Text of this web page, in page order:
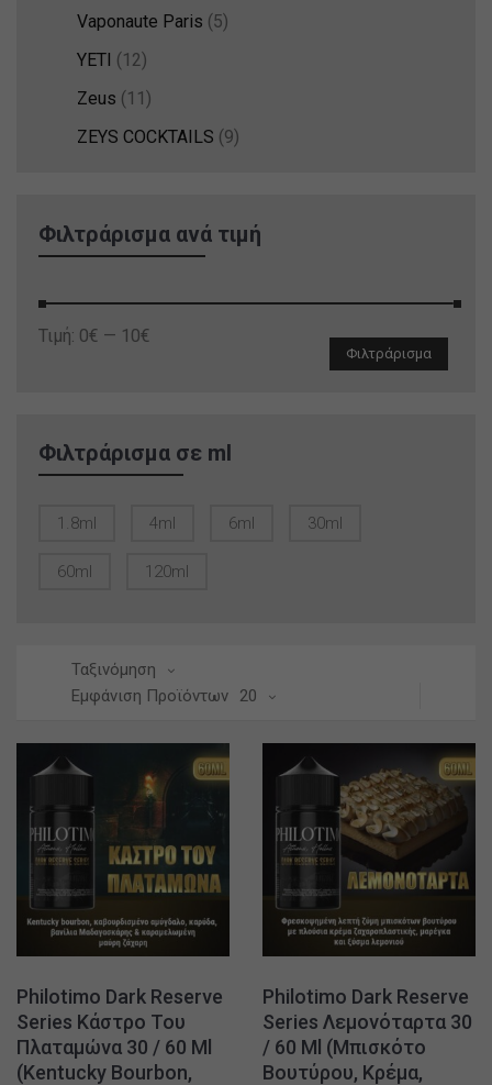
Vaponaute Paris (5)
YETI (12)
Zeus (11)
ZEYS COCKTAILS (9)
Φιλτράρισμα ανά τιμή
Ελάχιστη
Μέγιστη
Φιλτράρισμα
Τιμή: 0€ — 10€
Φιλτράρισμα σε ml
1.8ml 4ml 6ml 30ml
60ml 120ml
Ταξινόμηση
Εμφάνιση Προϊόντων
20
Philotimo Dark Reserve
Series Κάστρο Του
Πλαταμώνα 30 / 60 Ml
(Kentucky Bourbon,
Philotimo Dark Reserve
Series Λεμονόταρτα 30
/ 60 Ml (Μπισκότο
Βουτύρου, Κρέμα,